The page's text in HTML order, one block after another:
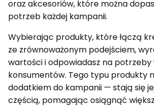
oraz akcesoriów, które można
potrzeb każdej kampanii.
Wybierając produkty, które łączą
ze zrównoważonym podejściem,
wartości i odpowiadasz na potrzeby
konsumentów. Tego typu produkty
dodatkiem do kampanii — stają się
częścią, pomagając osiągnąć